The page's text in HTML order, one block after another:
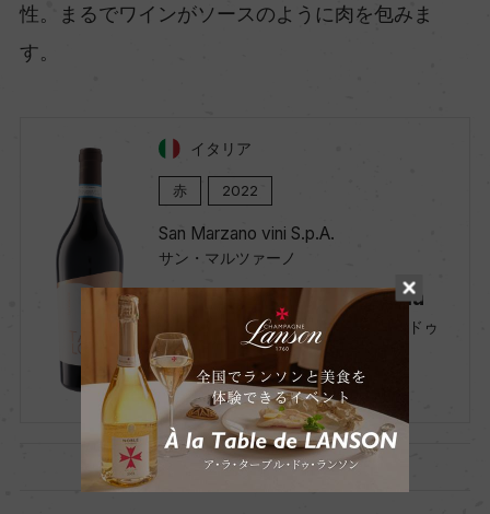
性。まるでワインがソースのように肉を包みま
す。
イタリア
赤 2022
San Marzano vini S.p.A.
サン・マルツァーノ
Talo Primitivo di Manduria
タロ プリミティーヴォ・ディ・マンドゥ
ーリア
750ml, 2,000 yen